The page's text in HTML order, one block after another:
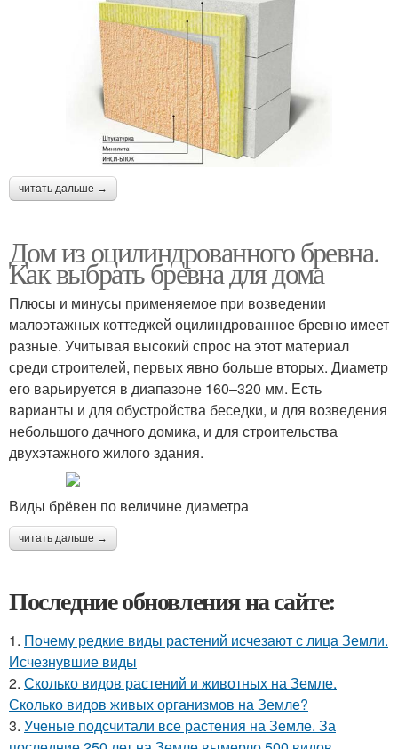
читать дальше →
Дом из оцилиндрованного бревна.
Как выбрать бревна для дома
Плюсы и минусы применяемое при возведении
малоэтажных коттеджей оцилиндрованное бревно имеет
разные. Учитывая высокий спрос на этот материал
среди строителей, первых явно больше вторых. Диаметр
его варьируется в диапазоне 160–320 мм. Есть
варианты и для обустройства беседки, и для возведения
небольшого дачного домика, и для строительства
двухэтажного жилого здания.
Виды брёвен по величине диаметра
читать дальше →
Последние обновления на сайте:
1. Почему редкие виды растений исчезают с лица Земли.
Исчезнувшие виды
2. Сколько видов растений и животных на Земле.
Сколько видов живых организмов на Земле?
3. Ученые подсчитали все растения на Земле. За